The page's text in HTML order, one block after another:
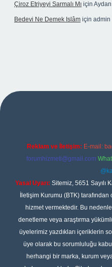
Çiroz Etriyeyi Sarmalı Mı için Aydan
Bedevi Ne Demek Islâm için admin
Reklam ve İletişim: E-mail:
forumhizmeti@gmail.com
Yasal Uyarı: Sitemiz, 5651 Sayılı
İletişim Kurumu (BTK)
hizmet vermektedir. Bu
denetleme veya araştırma
üyelerimiz yazdıkları içeriklerin
üye olarak bu sorumluluğu
herhangi bir marka, kurum